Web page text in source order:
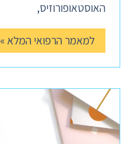
האוסטאופורוזיס,
למאמר הרפואי המלא »